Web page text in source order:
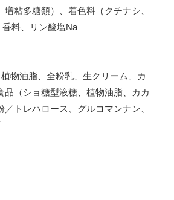
粘多糖類）、着色料（クチナシ、
料、リン酸塩Na
物油脂、全粉乳、生クリーム、カ
（ショ糖型液糖、植物油脂、カカ
トレハロース、グルコマンナン、